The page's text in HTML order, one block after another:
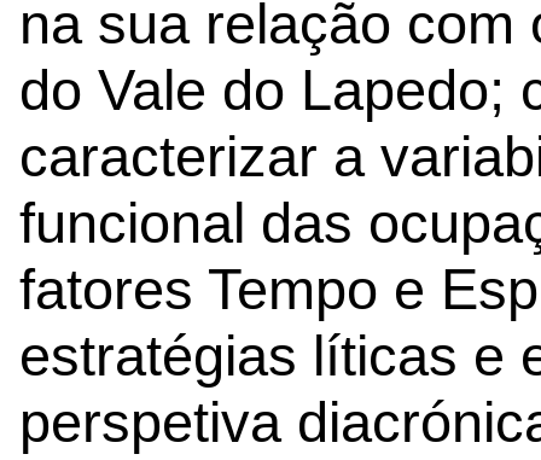
na sua relação com
do Vale do Lapedo;
caracterizar a
funcional das
fatores Tempo e
estratégias líticas e
perspetiva